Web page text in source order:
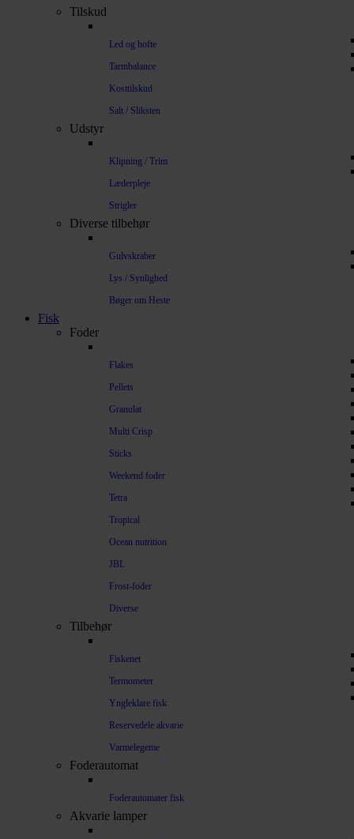
Tilskud
Led og hofte
Tarmbalance
Kosttilskud
Salt / Sliksten
Udstyr
Klipning / Trim
Læderpleje
Strigler
Diverse tilbehør
Gulvskraber
Lys / Synlighed
Bøger om Heste
Fisk
Foder
Flakes
Pellets
Granulat
Multi Crisp
Sticks
Weekend foder
Tetra
Tropical
Ocean nutrition
JBL
Frost-foder
Diverse
Tilbehør
Fiskenet
Termometer
Yngleklare fisk
Reservedele akvarie
Varmelegeme
Foderautomat
Foderautomater fisk
Akvarie lamper